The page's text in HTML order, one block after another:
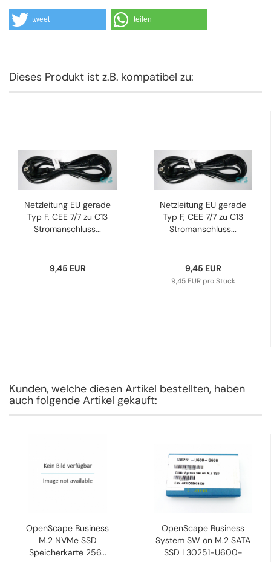
tweet teilen
Dieses Produkt ist z.B. kompatibel zu:
Netzleitung EU gerade
Typ F, CEE 7/7 zu C13
Stromanschluss...
9,45 EUR
Netzleitung EU gerade
Typ F, CEE 7/7 zu C13
Stromanschluss...
9,45 EUR
9,45 EUR pro Stück
Kunden, welche diesen Artikel bestellten, haben
auch folgende Artikel gekauft:
OpenScape Business
M.2 NVMe SSD
Speicherkarte 256...
OpenScape Business
System SW on M.2 SATA
SSD L30251-U600-